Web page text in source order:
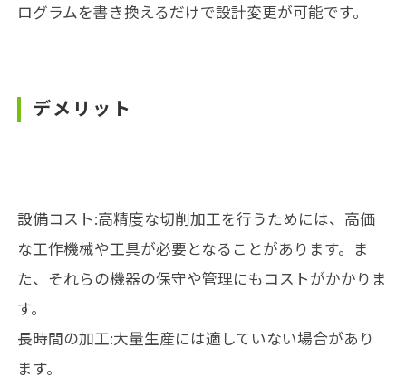
ログラムを書き換えるだけで設計変更が可能です。
デメリット
設備コスト:高精度な切削加工を行うためには、高価
な工作機械や工具が必要となることがあります。ま
た、それらの機器の保守や管理にもコストがかかりま
す。
長時間の加工:大量生産には適していない場合があり
ます。